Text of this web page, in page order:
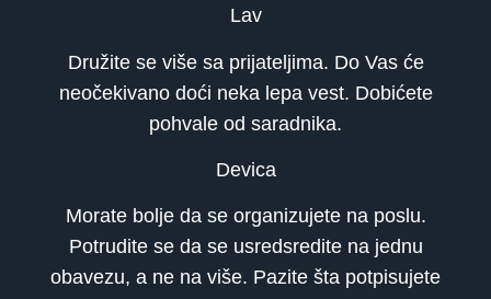
Lav
Družite se više sa prijateljima. Do Vas će
neočekivano doći neka lepa vest. Dobićete
pohvale od saradnika.
Devica
Morate bolje da se organizujete na poslu.
Potrudite se da se usredsredite na jednu
obavezu, a ne na više. Pazite šta potpisujete